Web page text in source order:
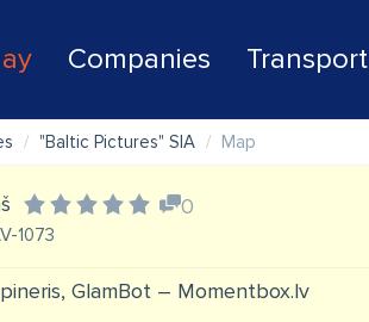
Companies Transport
"Baltic Pictures" SIA Map
0
1073
GlamBot – Momentbox.lv